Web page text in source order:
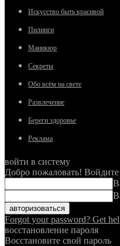
Искусство быть красивой
Пилинги
Маникюр
Секреты
Обо всём на свете
Развлечение
Береги здоровье
Реклама
войти в систему
Добро пожаловать!
Forgot your password? Get
восстановление пароля
Восстановите свой пароль